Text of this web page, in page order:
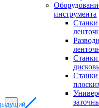
инструмента
Станки
Станки
Станки